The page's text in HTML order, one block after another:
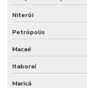
Controle de acesso bh
Controle de acesso
Controle de acesso
Controle de acesso
Niterói
Petrópolis
Macaé
Itaboraí
Maricá